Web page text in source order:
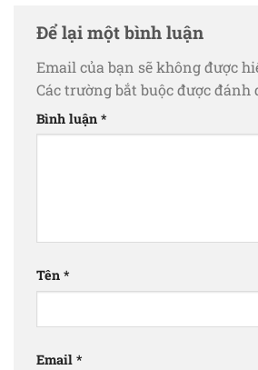
Để lại một bình luận
Email của bạn sẽ không được
Các trường bắt buộc được đánh
Bình luận *
Tên *
Email *